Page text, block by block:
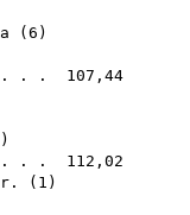
( 6 )
. 107,44
)
. 112,02
( 1 )